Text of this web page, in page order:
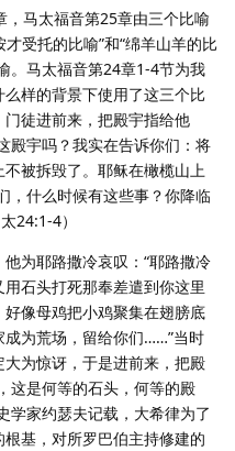
马太福音第25章由三个比喻
受托的比喻”和“绵羊山羊的比
。马太福音第24章1-4节为我
样的背景下使用了这三个比
徒进前来，把殿宇指给他
殿宇吗？我实在告诉你们：将
被拆毁了。耶稣在橄榄山上
，什么时候有这些事？你降临
24:1-4）
为耶路撒冷哀叹：“耶路撒冷
石头打死那奉差遣到你这里
像母鸡把小鸡聚集在翅膀底
为荒场，留给你们……”当时
为惊讶，于是进前来，把殿
这是何等的石头，何等的殿
学家约瑟夫记载，大希律为了
基，对所罗巴伯主持修建的